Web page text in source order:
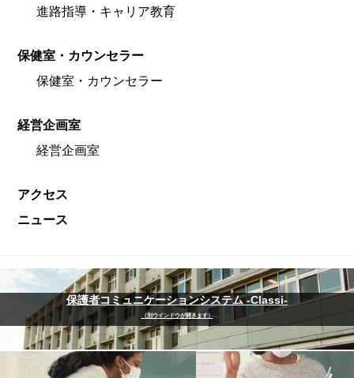
進路指導・キャリア教育
保健室・カウンセラー
保健室・カウンセラー
経営企画室
経営企画室
アクセス
ニュース
保護者コミュニケーションシステム -Classi-
（別ウインドウが開きます）